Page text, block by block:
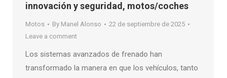
innovación y seguridad, motos/coches
Motos By Manel Alonso
22 de septiembre de 2025
Leave a comment
Los sistemas avanzados de frenado han
transformado la manera en que los vehículos, tanto